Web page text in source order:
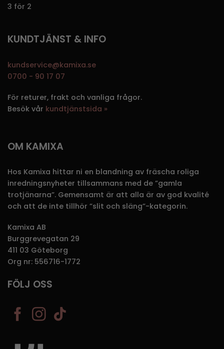
3 för 2
KUNDTJÄNST & INFO
kundservice@kamixa.se
0700 - 90 17 07
För returer, frakt och vanliga frågor.
Besök vår kundtjänstsida »
OM KAMIXA
Hos Kamixa hittar ni en blandning av fräscha roliga
inredningsnyheter tillsammans med de ”gamla
trotjänarna”. Gemensamt är att alla är av god kvalité
och att de inte tillhör ”slit och släng”-kategorin.
Kamixa AB
Burggrevegatan 29
411 03 Göteborg
Org nr: 556716-1772
FÖLJ OSS